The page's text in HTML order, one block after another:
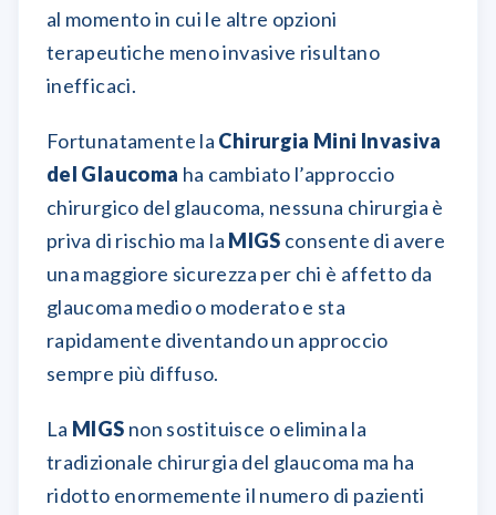
al momento in cui le altre opzioni
terapeutiche meno invasive risultano
inefficaci.
Fortunatamente la Chirurgia Mini Invasiva
del Glaucoma ha cambiato l’approccio
chirurgico del glaucoma, nessuna chirurgia è
priva di rischio ma la MIGS consente di avere
una maggiore sicurezza per chi è affetto da
glaucoma medio o moderato e sta
rapidamente diventando un approccio
sempre più diffuso.
La MIGS non sostituisce o elimina la
tradizionale chirurgia del glaucoma ma ha
ridotto enormemente il numero di pazienti